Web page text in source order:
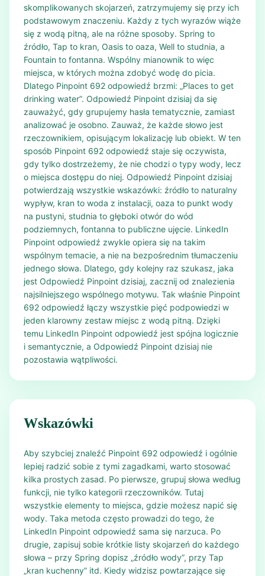
skomplikowanych skojarzeń, zatrzymujemy się przy ich
podstawowym znaczeniu. Każdy z tych wyrazów wiąże
się z wodą pitną, ale na różne sposoby. Spring to
źródło, Tap to kran, Oasis to oaza, Well to studnia, a
Fountain to fontanna. Wspólny mianownik to więc
miejsca, w których można zdobyć wodę do picia.
Dlatego Pinpoint 692 odpowiedź brzmi: „Places to get
drinking water”. Odpowiedź Pinpoint dzisiaj da się
zauważyć, gdy grupujemy hasła tematycznie, zamiast
analizować je osobno. Zauważ, że każde słowo jest
rzeczownikiem, opisującym lokalizację lub obiekt. W ten
sposób Pinpoint 692 odpowiedź staje się oczywista,
gdy tylko dostrzeżemy, że nie chodzi o typy wody, lecz
o miejsca dostępu do niej. Odpowiedź Pinpoint dzisiaj
potwierdzają wszystkie wskazówki: źródło to naturalny
wypływ, kran to woda z instalacji, oaza to punkt wody
na pustyni, studnia to głęboki otwór do wód
podziemnych, fontanna to publiczne ujęcie. LinkedIn
Pinpoint odpowiedź zwykle opiera się na takim
wspólnym temacie, a nie na bezpośrednim tłumaczeniu
jednego słowa. Dlatego, gdy kolejny raz szukasz, jaka
jest Odpowiedź Pinpoint dzisiaj, zacznij od znalezienia
najsilniejszego wspólnego motywu. Tak właśnie Pinpoint
692 odpowiedź łączy wszystkie pięć podpowiedzi w
jeden klarowny zestaw miejsc z wodą pitną. Dzięki
temu LinkedIn Pinpoint odpowiedź jest spójna logicznie
i semantycznie, a Odpowiedź Pinpoint dzisiaj nie
pozostawia wątpliwości.
Wskazówki
Aby szybciej znaleźć Pinpoint 692 odpowiedź i ogólnie
lepiej radzić sobie z tymi zagadkami, warto stosować
kilka prostych zasad. Po pierwsze, grupuj słowa według
funkcji, nie tylko kategorii rzeczowników. Tutaj
wszystkie elementy to miejsca, gdzie możesz napić się
wody. Taka metoda często prowadzi do tego, że
LinkedIn Pinpoint odpowiedź sama się narzuca. Po
drugie, zapisuj sobie krótkie listy skojarzeń do każdego
słowa – przy Spring dopisz „źródło wody”, przy Tap
„kran kuchenny” itd. Kiedy widzisz powtarzające się